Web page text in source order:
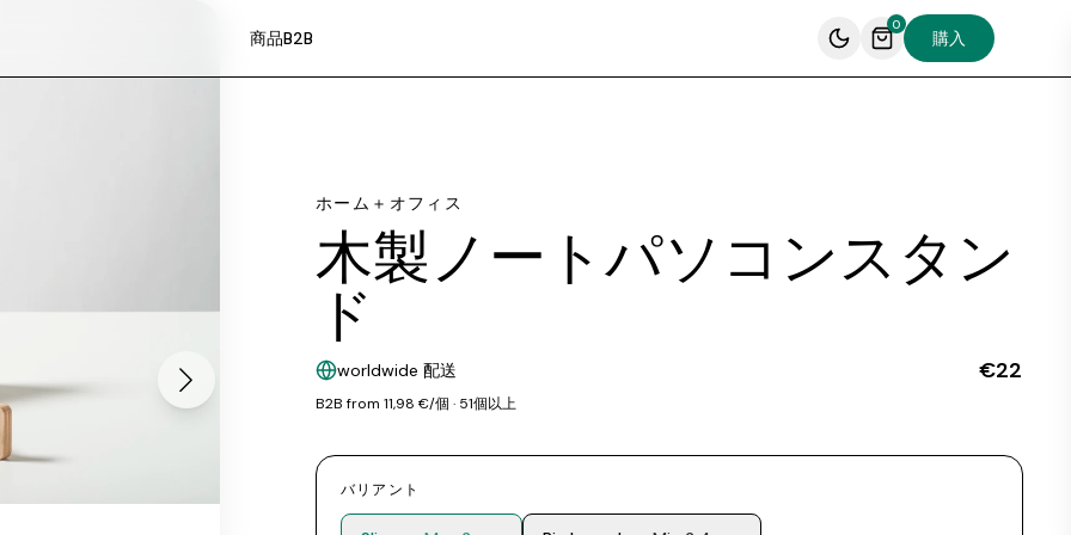
商品B2B
0
購入
ホーム＋オフィス
木製ノートパソコンスタン
ド
worldwide 配送 €22
B2B from 11,98 €/個 · 51個以上
バリアント